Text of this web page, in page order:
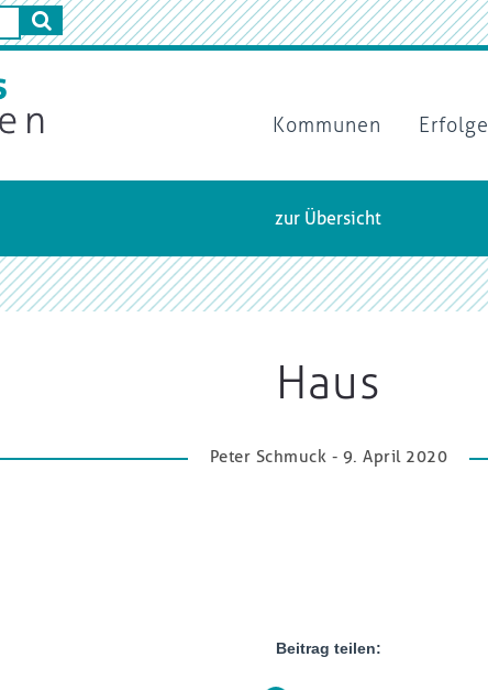
Kommunen Erfolge
zur Übersicht
Haus
Peter Schmuck - 9. April 2020
Beitrag teilen: